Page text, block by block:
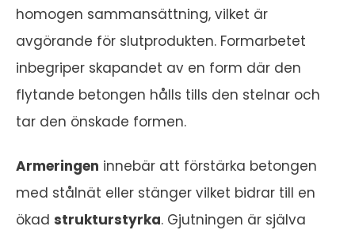
homogen sammansättning, vilket är
avgörande för slutprodukten. Formarbetet
inbegriper skapandet av en form där den
flytande betongen hålls tills den stelnar och
tar den önskade formen.
Armeringen innebär att förstärka betongen
med stålnät eller stänger vilket bidrar till en
ökad strukturstyrka. Gjutningen är själva